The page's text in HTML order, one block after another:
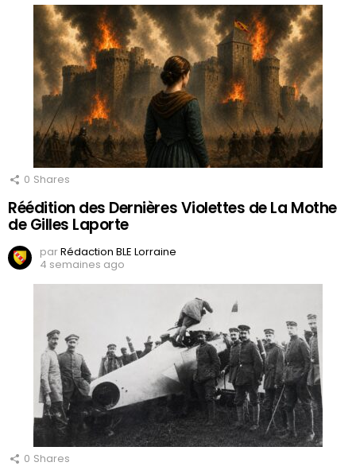
0 Shares
Réédition des Dernières Violettes de La Mothe
de Gilles Laporte
parRédaction BLE Lorraine
4 semaines ago
0 Shares